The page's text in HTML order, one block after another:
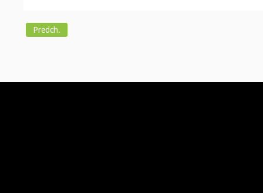
Predch.